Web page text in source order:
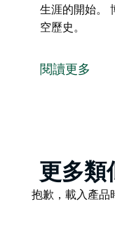
生涯的開始。
空歷史。
的飛行員定期
閱讀更多
Product
List
更多類
Product
抱歉，載入產品